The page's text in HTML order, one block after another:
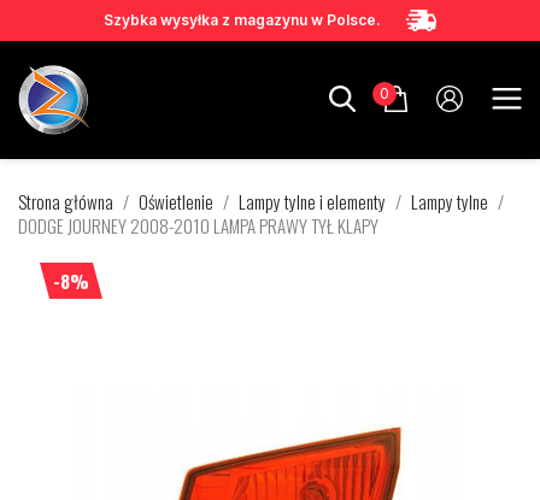
Szybka wysyłka z magazynu w Polsce.
0
Strona główna Oświetlenie Lampy tylne i elementy
Lampy tylne
DODGE JOURNEY 2008-2010 LAMPA PRAWY TYŁ KLAPY
-8%